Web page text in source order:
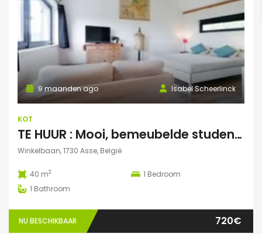
Isabel Scheerlinck
9 maanden ago
KOT
TE HUUR : Mooi, bemeubelde studentenstudio te Asse
Winkelbaan, 1730 Asse, België
40 m2 1 Bedroom
1 Bathroom
NU BESCHIKBAAR 720€